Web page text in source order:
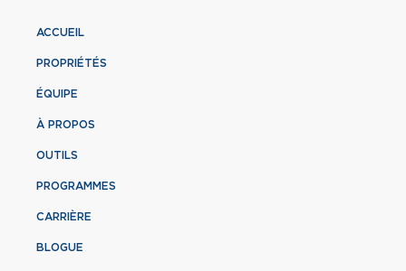
ACCUEIL
PROPRIÉTÉS
ÉQUIPE
À PROPOS
OUTILS
PROGRAMMES
CARRIÈRE
BLOGUE